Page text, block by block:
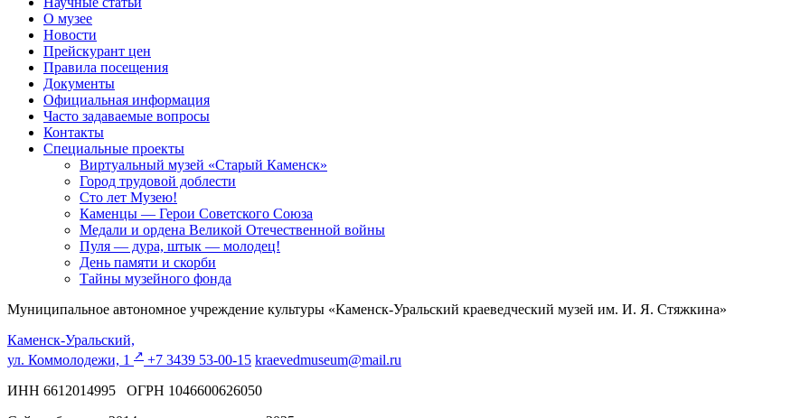
О музее
Новости
Прейскурант цен
Правила посещения
Документы
Официальная информация
Часто задаваемые вопросы
Контакты
Специальные проекты
Виртуальный музей «Старый Каменск»
Город трудовой доблести
Сто лет Музею!
Каменцы — Герои Советского Союза
Медали и ордена Великой Отечественной войны
Пуля — дура, штык — молодец!
День памяти и скорби
Тайны музейного фонда
Муниципальное автономное учреждение культуры «Каменск-Уральский краеведческий музей им. И. Я. Стяжкина»
Каменск-Уральский,
ул. Коммолодежи, 1 ↗️ +7 3439 53-00-15 kraevedmuseum@mail.ru
ИНН 6612014995 ОГРН 1046600626050